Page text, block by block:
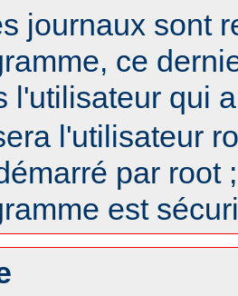
journaux sont
ce
l'utilisateur qui
l'utilisateur
par root
est